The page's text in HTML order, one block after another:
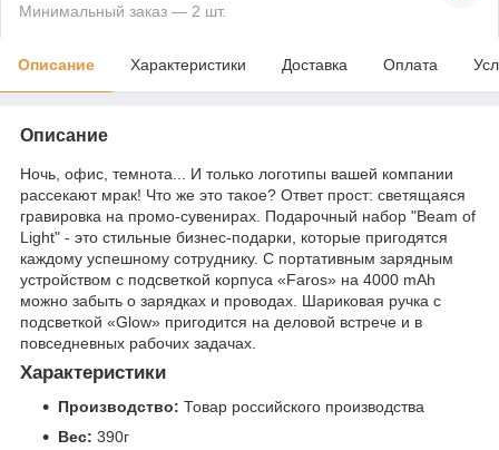
Минимальный заказ — 2 шт.
Описание Характеристики Доставка Оплата
Описание
Ночь, офис, темнота... И только логотипы вашей компании
рассекают мрак! Что же это такое? Ответ прост: светящаяся
гравировка на промо-сувенирах. Подарочный набор "Beam of
Light" - это стильные бизнес-подарки, которые пригодятся
каждому успешному сотруднику. С портативным зарядным
устройством с подсветкой корпуса «Faros» на 4000 mAh
можно забыть о зарядках и проводах. Шариковая ручка с
подсветкой «Glow» пригодится на деловой встрече и в
повседневных рабочих задачах.
Характеристики
Производство: Товар российского производства
Вес: 390г